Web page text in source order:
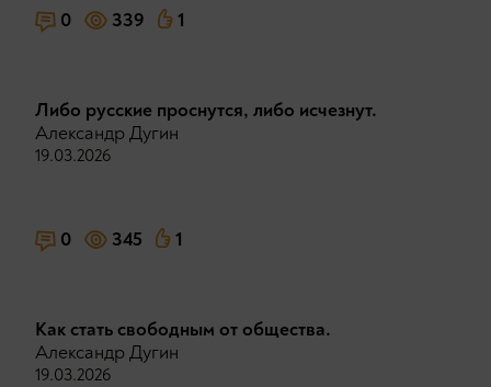
0 339 1
Либо русские проснутся, либо исчезнут.
Александр Дугин
19.03.2026
0 345 1
Как стать свободным от общества.
Александр Дугин
19.03.2026